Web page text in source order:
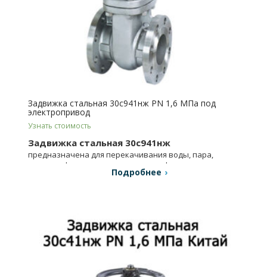
Задвижка стальная 30с941нж PN 1,6 МПа под
электропривод
Узнать стоимость
Задвижка стальная 30с941нж
предназначена для перекачивания воды, пара,
масла, нефти, природного газа и нефтепродуктов.
Подробнее